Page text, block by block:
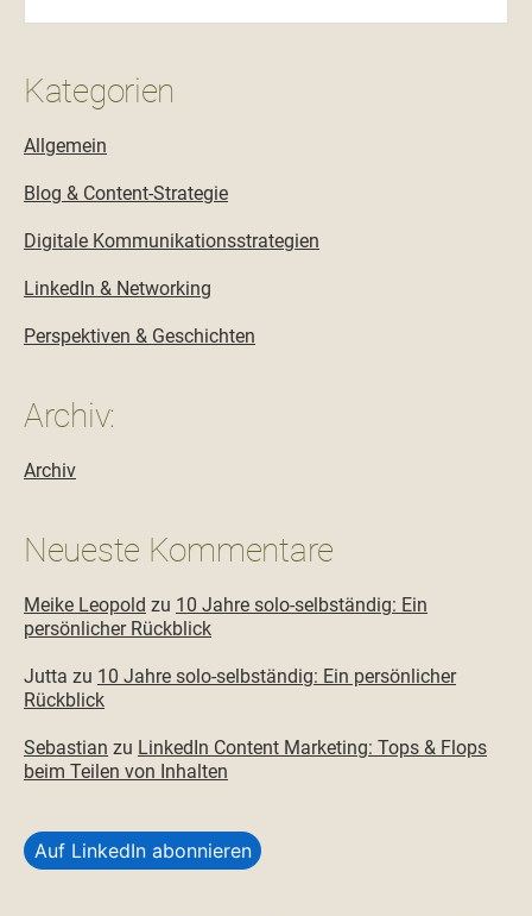
Kategorien
Allgemein
Blog & Content-Strategie
Digitale Kommunikationsstrategien
LinkedIn & Networking
Perspektiven & Geschichten
Archiv:
Archiv
Neueste Kommentare
Meike Leopold zu 10 Jahre solo-selbständig: Ein
persönlicher Rückblick
Jutta zu 10 Jahre solo-selbständig: Ein persönlicher
Rückblick
Sebastian zu LinkedIn Content Marketing: Tops & Flops
beim Teilen von Inhalten
Auf LinkedIn abonnieren